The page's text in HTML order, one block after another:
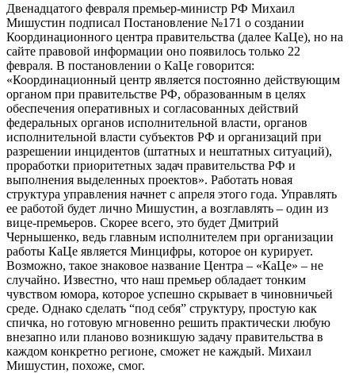
Двенадцатого февраля премьер-министр РФ Михаил
Мишустин подписал Постановление №171 о создании
Координационного центра правительства (далее КаЦе), но на
сайте правовой информации оно появилось только 22
февраля. В постановлении о КаЦе говорится:
«Координационный центр является постоянно действующим
органом при правительстве РФ, образованным в целях
обеспечения оперативных и согласованных действий
федеральных органов исполнительной власти, органов
исполнительной власти субъектов РФ и организаций при
разрешении инцидентов (штатных и нештатных ситуаций),
проработки приоритетных задач правительства РФ и
выполнения выделенных проектов». Работать новая
структура управления начнет с апреля этого года. Управлять
ее работой будет лично Мишустин, а возглавлять – один из
вице-премьеров. Скорее всего, это будет Дмитрий
Чернышенко, ведь главным исполнителем при организации
работы КаЦе является Минцифры, которое он курирует.
Возможно, такое знаковое название Центра – «КаЦе» – не
случайно. Известно, что наш премьер обладает тонким
чувством юмора, которое успешно скрывает в чиновничьей
среде. Однако сделать “под себя” структуру, простую как
спичка, но готовую мгновенно решить практически любую
внезапно или планово возникшую задачу правительства в
каждом конкретно регионе, сможет не каждый. Михаил
Мишустин, похоже, смог.